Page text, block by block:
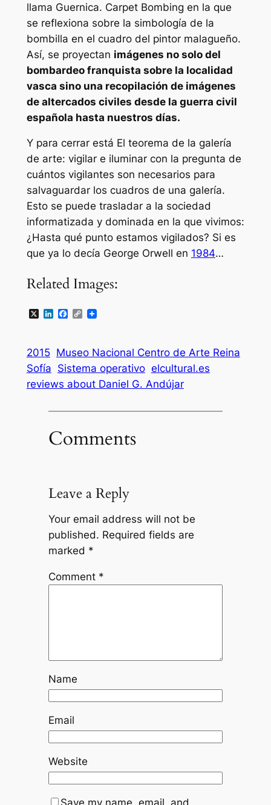
llama Guernica. Carpet Bombing en la que
se reflexiona sobre la simbología de la
bombilla en el cuadro del pintor malagueño.
Así, se proyectan imágenes no solo del
bombardeo franquista sobre la localidad
vasca sino una recopilación de imágenes
de altercados civiles desde la guerra civil
española hasta nuestros días.
Y para cerrar está El teorema de la galería
de arte: vigilar e iluminarcon la pregunta de
cuántos vigilantes son necesarios para
salvaguardar los cuadros de una galería.
Esto se puede trasladar a la sociedad
informatizada y dominada en la que vivimos:
¿Hasta qué punto estamos vigilados? Si es
que ya lo decía George Orwell en 1984…
Related Images:
X LinkedIn
Facebook
Copy
2015 Museo Nacional Centro de Arte Reina
Sofí­a Sistema operativo elcultural.es
reviews about Daniel G. Andújar
Comments
Leave a Reply
Your email address will not be
published. Required fields are
marked *
Comment *
Name
Email
Website